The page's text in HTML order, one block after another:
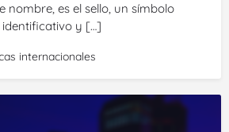
nombre, es el sello, un símbolo
identificativo y […]
internacionales